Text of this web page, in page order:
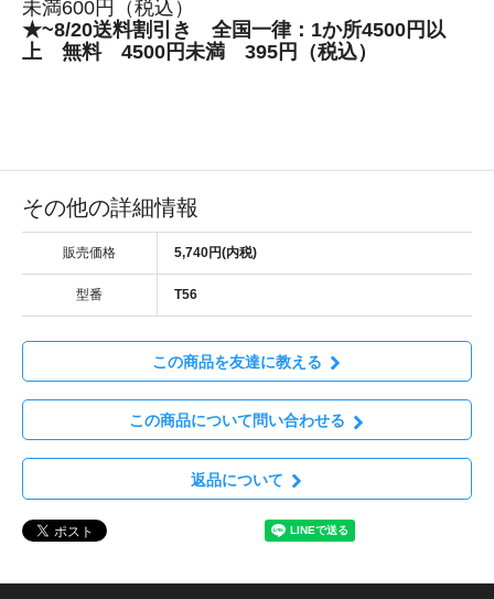
未満600円（税込）
★~8/20送料割引き 全国一律：1か所4500円以
上 無料 4500円未満 395円（税込）
その他の詳細情報
販売価格 5,740円(内税)
型番 T56
この商品を友達に教える
この商品について問い合わせる
返品について